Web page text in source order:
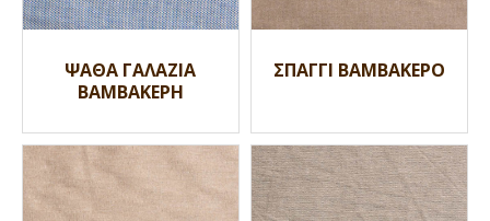
ΨΑΘΑ ΓΑΛΑΖΙΑ
ΒΑΜΒΑΚΕΡΗ
ΣΠΑΓΓΙ ΒΑΜΒΑΚΕΡΟ